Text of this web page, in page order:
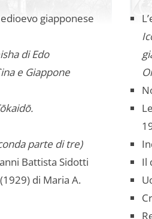
giapponese
di Edo
e Giappone
parte di tre)
Battista Sidotti
di Maria A.
Il